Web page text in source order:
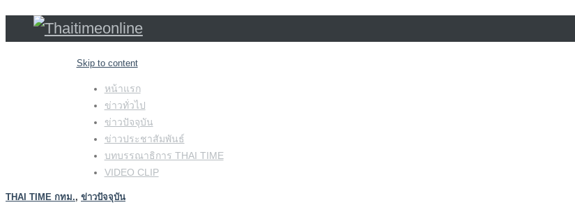
Skip to content
หน้าแรก
ข่าวทั่วไป
ข่าวปัจจุบัน
ข่าวประชาสัมพันธ์
บทบรรณาธิการ THAI TIME
VIDEO CLIP
THAI TIME กทม., ข่าวปัจจุบัน